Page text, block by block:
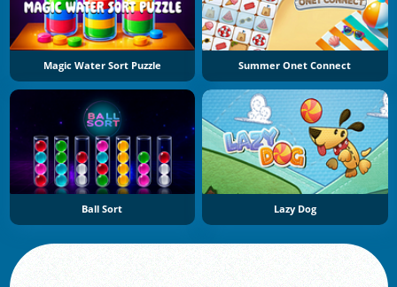
Magic Water Sort Puzzle Summer Onet Connect
Ball Sort Lazy Dog